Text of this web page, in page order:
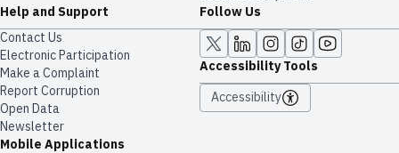
Help and Support
Contact Us
Electronic Participation
Make a Complaint
Report Corruption
Open Data
Newsletter
Follow Us
Accessibility Tools
Accessibility
Mobile Applications